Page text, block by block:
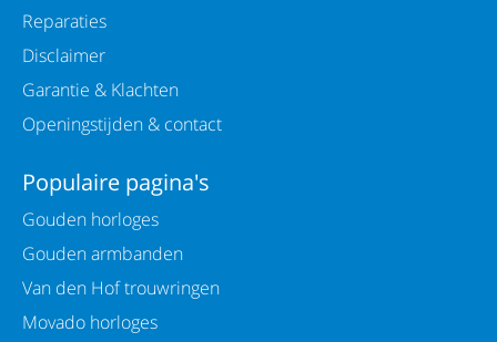
Reparaties
Disclaimer
Garantie & Klachten
Openingstijden & contact
Populaire pagina's
Gouden horloges
Gouden armbanden
Van den Hof trouwringen
Movado horloges